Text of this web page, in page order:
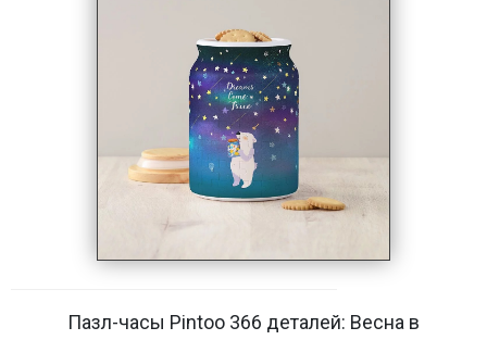
Пазл-часы Pintoo 366 деталей: Весна в